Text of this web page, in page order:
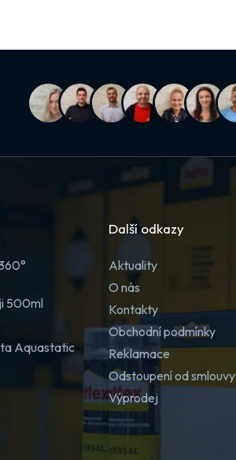
500ml
Aquastatic
Další odkazy
Aktuality
O nás
Kontakty
Obchodní podmínky
Reklamace
Odstoupení od smlouvy
Výprodej